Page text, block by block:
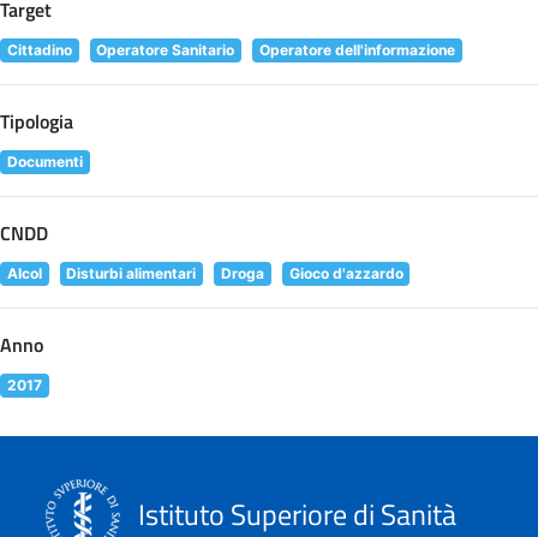
Target
Cittadino Operatore Sanitario Operatore dell'informazione
Tipologia
Documenti
CNDD
Alcol Disturbi alimentari Droga Gioco d'azzardo
Anno
2017
Istituto Superiore di Sanità